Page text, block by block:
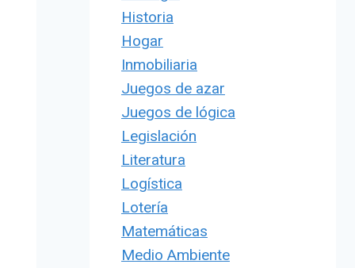
Historia
Hogar
Inmobiliaria
Juegos de azar
Juegos de lógica
Legislación
Literatura
Logística
Lotería
Matemáticas
Medio Ambiente